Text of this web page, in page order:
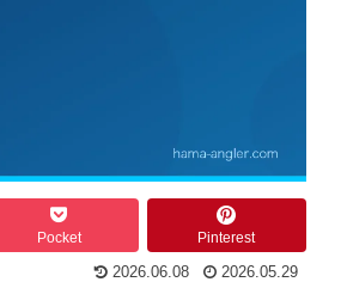
Pocket Pinterest
2026.06.08 2026.05.29